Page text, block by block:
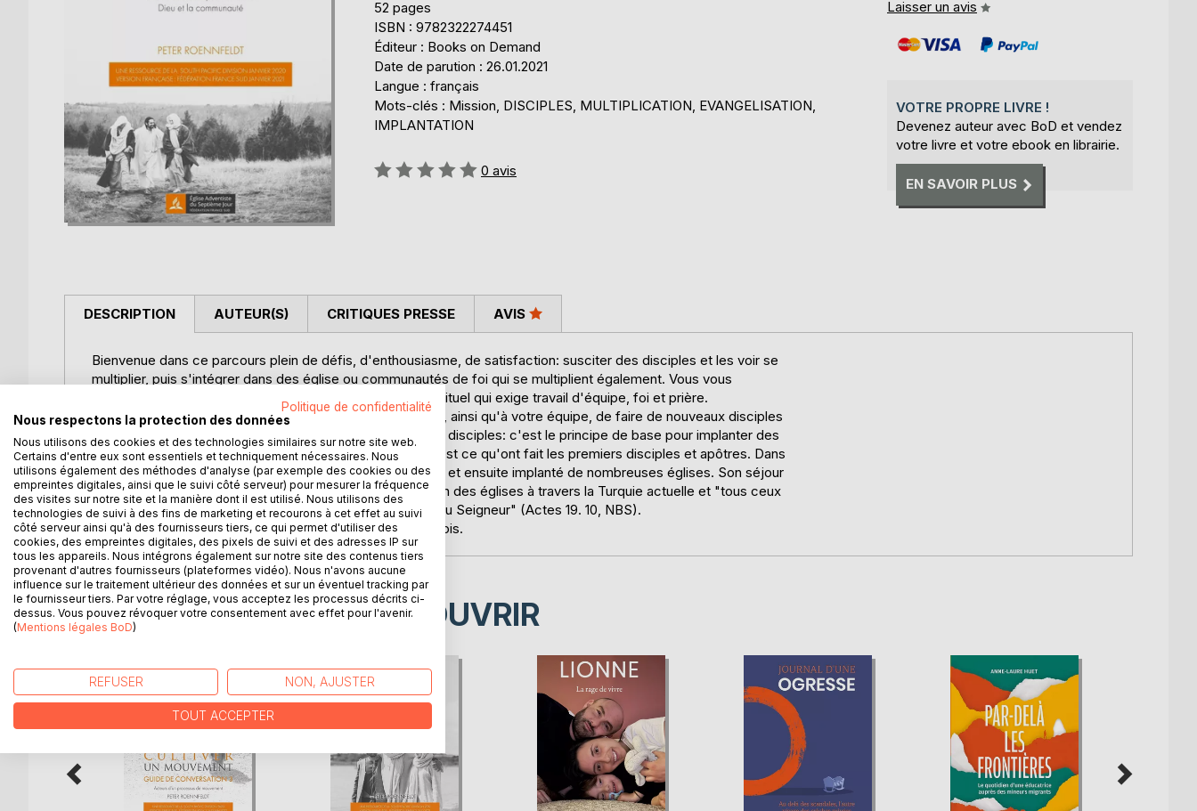
52 pages
ISBN : 9782322274451
Éditeur : Books on Demand
Date de parution : 26.01.2021
Langue : français
Mots-clés : Mission, DISCIPLES, MULTIPLICATION, EVANGELISATION,
IMPLANTATION
Évaluation:
0 avis
Laisser un avis
VOTRE PROPRE LIVRE !
Devenez auteur avec BoD et vendez
votre livre et votre ebook en librairie.
EN SAVOIR PLUS
DESCRIPTION
Bienvenue dans ce parcours plein de défis, d'enthousiasme, de satisfaction: susciter des disciples et les voir se
multiplier, puis s'intégrer dans des église ou communautés de foi qui se multiplient également. Vous vous
retrouverez à la pointe de la mission. C'est un voyage spirituel qui exige travail d'équipe, foi et prière.
Ce guide de conversation est conçu pour vous permettre, ainsi qu'à votre équipe, de faire de nouveaux disciples
qui, à leur tour, en appelleront d'autres. Faire de nouveaux disciples: c'est le principe de base pour implanter des
églises une après l'autre, des église qui se multiplient. C'est ce qu'ont fait les premiers disciples et apôtres. Dans
de nouvelles régions et villes, Paul a multiplié les disciples et ensuite implanté de nombreuses églises. Son séjour
de deux ans et trois mois à Éphèse a lancé la multiplication des églises à travers la Turquie actuelle et "tous ceux
qui habitaient l'Asie, Juifs et Grecs, entendirent la parole du Seigneur" (Actes 19. 10, NBS).
Ce guide de conversation est le premier d'une série de trois.
AUTEUR(S) CRITIQUES PRESSE AVIS
D’AUTRES TITRES À DÉCOUVRIR
Politique de confidentialité
Nous respectons la protection des données
Nous utilisons des cookies et des technologies similaires sur notre site web.
Certains d'entre eux sont essentiels et techniquement nécessaires. Nous
utilisons également des méthodes d'analyse (par exemple des cookies ou des
empreintes digitales, ainsi que le suivi côté serveur) pour mesurer la fréquence
des visites sur notre site et la manière dont il est utilisé. Nous utilisons des
technologies de suivi à des fins de marketing et recourons à cet effet au suivi
côté serveur ainsi qu'à des fournisseurs tiers, ce qui permet d'utiliser des
cookies, des empreintes digitales, des pixels de suivi et des adresses IP sur
tous les appareils. Nous intégrons également sur notre site des contenus tiers
provenant d'autres fournisseurs (plateformes vidéo). Nous n'avons aucune
influence sur le traitement ultérieur des données et sur un éventuel tracking par
le fournisseur tiers. Par votre réglage, vous acceptez les processus décrits ci-
dessus. Vous pouvez révoquer votre consentement avec effet pour l'avenir.
(Mentions légales BoD)
REFUSER NON, AJUSTER
TOUT ACCEPTER